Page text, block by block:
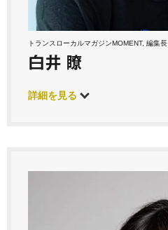
トランスローカルマガジンMOMENT, 編集長
白井 瞭
詳細を見る